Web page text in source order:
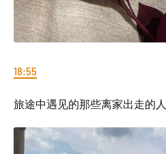
18:55
旅途中遇见的那些离家出走的人